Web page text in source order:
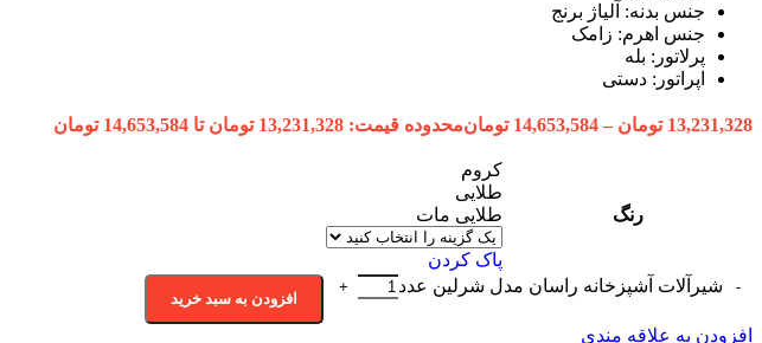
جنس بدنه: آلیاژ برنج
جنس اهرم: زامک
پرلاتور: بله
اپراتور: دستی
13,231,328 تومان –
14,653,584 تومانمحدوده قیمت: 13,231,328 تومان تا 14,653,584 تومان
رنگ
کروم
طلایی
طلایی مات
پاک کردن
شیرآلات آشپزخانه راسان مدل شرلین عدد
افزودن به سبد خرید
افزودن به علاقه مندی